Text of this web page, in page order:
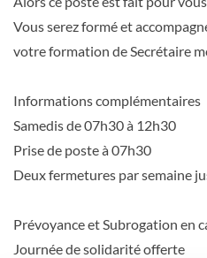
Vous serez formé et
votre formation de Secrétaire
Informations complémentaires
Samedis de 07h30 à 12h30
Prise de poste à 07h30
Deux fermetures par semaine
Prévoyance et Subrogation en
Journée de solidarité offerte